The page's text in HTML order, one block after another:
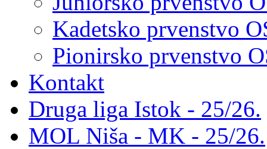
Kadetsko prvenstvo
Pionirsko prvenstvo
Kontakt
Druga liga Istok - 25/26.
MOL Niša - MK - 25/26.